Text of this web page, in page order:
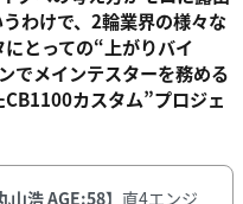
わけで、2輪業界の様々な
とっての“上がりバイ
でメインテスターを務める
カスタム”プロジェ
山浩 AGE:58】 直4エンジ